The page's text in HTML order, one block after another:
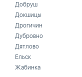
Добруш
Докшицы
Дрогичин
Дубровно
Дятлово
Ельск
Жабинка